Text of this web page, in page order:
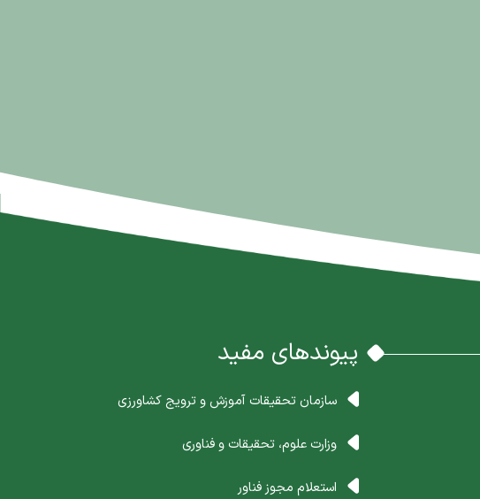
پیوندهای مفید
سازمان تحقیقات آموزش و ترویج کشاورزی
وزارت علوم، تحقیقات و فناوری
استعلام مجوز فناور